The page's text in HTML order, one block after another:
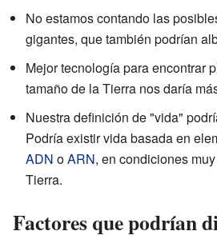
No estamos contando las
gigantes, que también podrían
Mejor tecnología para encontrar
tamaño de la Tierra nos daría
Nuestra definición de "vida"
Podría existir vida basada en
ADN oARN, en condiciones
Tierra.
Factores que podrían